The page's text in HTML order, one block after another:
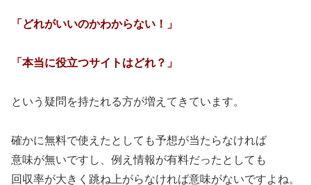
「どれがいいのかわからない！」
「本当に役立つサイトはどれ？」
という疑問を持たれる方が増えてきています。
確かに無料で使えたとしても予想が当たらなければ
意味が無いですし、例え情報が有料だったとしても
回収率が大きく跳ね上がらなければ意味がないですよね。